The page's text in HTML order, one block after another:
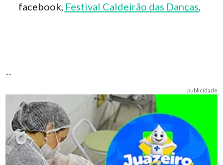
facebook, Festival Caldeirão das Danças.
--
publicidade